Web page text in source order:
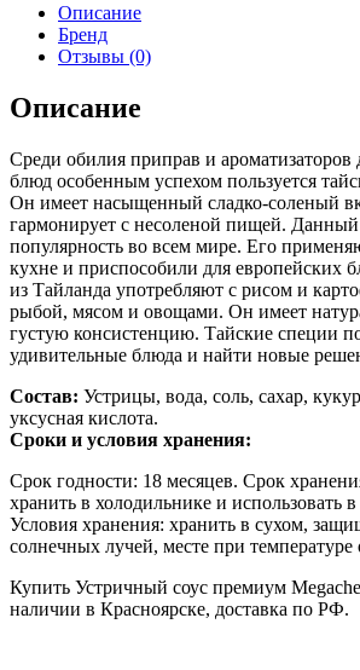
Описание
Бренд
Отзывы (0)
Описание
Среди обилия приправ и
блюд особенным успехом пользуется
Он имеет насыщенный сладко-соленый
гармонирует с несоленой пищей.
популярность во всем мире. Его
кухне и приспособили для европейских
из Тайланда употребляют с рисом и
рыбой, мясом и овощами. Он имеет
густую консистенцию. Тайские специи
удивительные блюда и найти новые
Состав: Устрицы, вода, соль, сахар,
уксусная кислота.
Сроки и условия хранения:
Срок годности: 18 месяцев. Срок
хранить в холодильнике и использовать
Условия хранения: хранить в сухом,
солнечных лучей, месте при температуре
Купить Устричный соус премиум
наличии в Красноярске, доставка по РФ.